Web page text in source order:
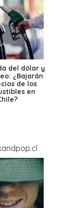
del dólar y
¿Bajarán
de los
en